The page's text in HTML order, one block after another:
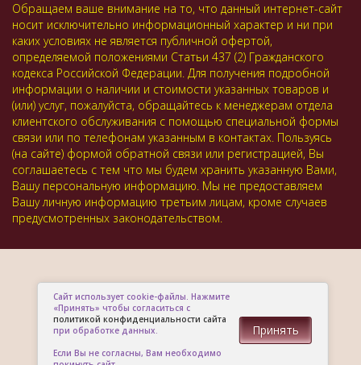
Обращаем ваше внимание на то, что данный интернет-сайт
носит исключительно информационный характер и ни при
каких условиях не является публичной офертой,
определяемой положениями Статьи 437 (2) Гражданского
кодекса Российской Федерации. Для получения подробной
информации о наличии и стоимости указанных товаров и
(или) услуг, пожалуйста, обращайтесь к менеджерам отдела
клиентского обслуживания с помощью специальной формы
связи или по телефонам указанным в контактах. Пользуясь
(на сайте) формой обратной связи или регистрацией, Вы
соглашаетесь с тем что мы будем хранить указанную Вами,
Вашу персональную информацию. Мы не предоставляем
Вашу личную информацию третьим лицам, кроме случаев
предусмотренных законодательством.
Сайт использует cookie-файлы. Нажмите
«Принять» чтобы согласиться с
политикой конфиденциальности сайта
при обработке данных.
Если Вы не согласны, Вам необходимо
Принять